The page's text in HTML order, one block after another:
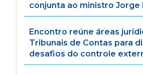
conjunta ao ministro Jorge
Encontro reúne áreas
Tribunais de Contas para
desafios do controle